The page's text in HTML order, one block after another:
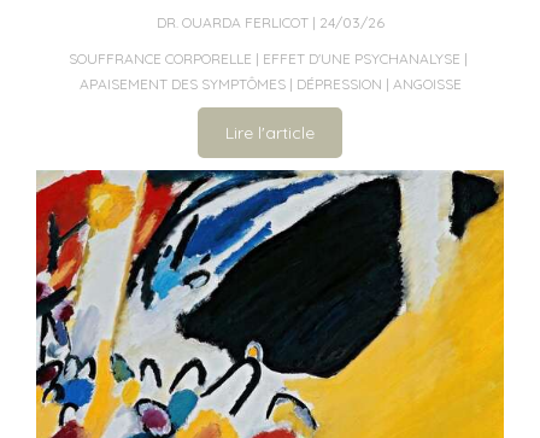
DR. OUARDA FERLICOT
24/03/26
SOUFFRANCE CORPORELLE
EFFET D'UNE PSYCHANALYSE
APAISEMENT DES SYMPTÔMES
DÉPRESSION ANGOISSE
Lire l'article